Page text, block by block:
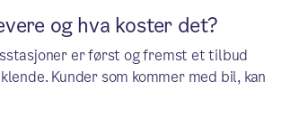
og hva koster det?
er først og fremst et tilbud
Kunder som kommer med bil, kan